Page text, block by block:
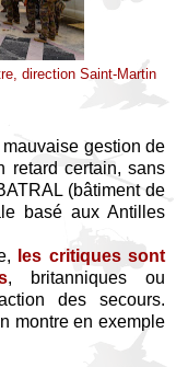
direction Saint-Martin
gestion de
retard certain, sans
(bâtiment de
basé aux Antilles
les critiques sont
, britanniques ou
des secours.
montre en exemple